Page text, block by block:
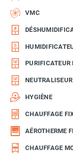
VMC
PURIFICATEUR
HYGIÈNE
CHAUFFAGE
AÉROTHERME
CHAUFFAGE